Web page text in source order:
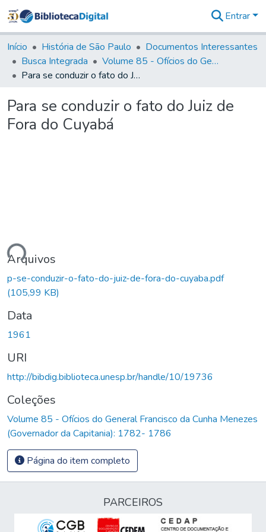
&
Coleções
Tudo na
Biblioteca
Estatísticas
Entrar
Início História de São Paulo
Documentos Interessantes
Busca Integrada
Volume 85 - Ofícios do General Francisco da Cunha Menezes (Governador da Capitania): 1782- 1786
Para se conduzir o fato do Juiz de Fora do Cuyabá
Para se conduzir o fato do Juiz de
Fora do Cuyabá
Arquivos
p-se-conduzir-o-fato-do-juiz-de-fora-do-cuyaba.pdf
(105,99 KB)
Data
1961
URI
http://bibdig.biblioteca.unesp.br/handle/10/19736
Coleções
Volume 85 - Ofícios do General Francisco da Cunha Menezes
(Governador da Capitania): 1782- 1786
Página do item completo
PARCEIROS